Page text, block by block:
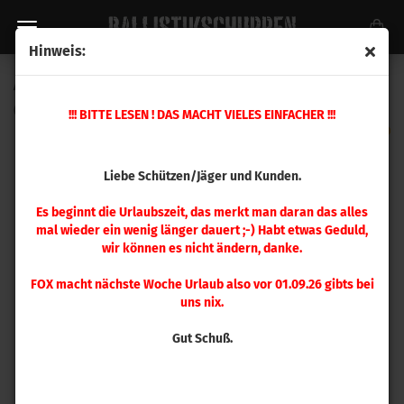
Hinweis:
!!! BITTE LESEN ! DAS MACHT VIELES EINFACHER !!!
Liebe Schützen/Jäger und Kunden.
Es beginnt die Urlaubszeit, das merkt man daran das alles
mal wieder ein wenig länger dauert ;-) Habt etwas Geduld,
wir können es nicht ändern, danke.
FOX macht nächste Woche Urlaub also vor 01.09.26 gibts bei
uns nix.
Gut Schuß.
A-Zoom 6,5 mm Creedmoor Pufferpatrone 2 Stück
12300)